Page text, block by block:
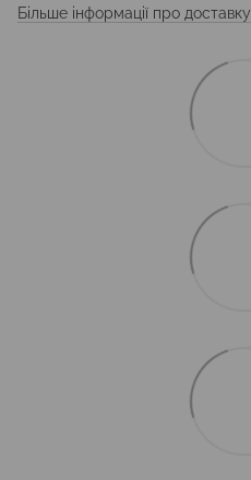
Більше інформації про доставку